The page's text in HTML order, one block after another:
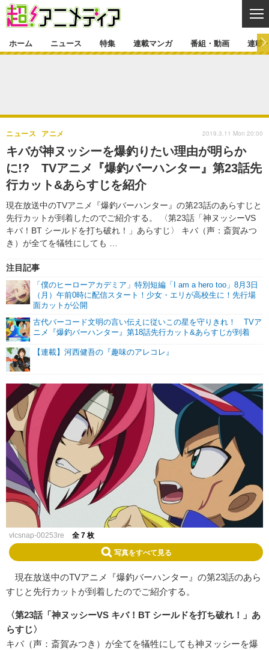
ゲーム・アプリ マンガ
グッズ イベント
声優
舞台 新帝スタ
特集一覧 カバー
ラキりす
連載マンガ
連載マンガ一覧 連載一覧
番組・動画
番組・動画一覧 ラジオ
動画
連載・ブログ
連載・ブログ一覧
編集部ブログ・お知らせ
ホーム ニュース 特集 連載マンガ 番組・動画 連載
キバが神ヌッシーを爆釣りたい理由が明らか
に!? TVアニメ『爆釣バーハンター』第23話先
行カット&あらすじを紹介
現在放送中のTVアニメ『爆釣バーハンター』の第23話のあらすじと
先行カットが到着したのでご紹介する。 〈第23話「神ヌッシーVS
キバ！BT シールドを打ち破れ！」あらすじ〉 キバ（声：斎賀みつ
き）が全てを犠牲にしても …
ニュース アニメ
注目記事
「僕のヒーローアカデミア」特別短編「I am a hero too」8月3日
（月）午前0時に配信スタート！少女・エリが高校生に！先行場
面カットが公開
古代バーコード文明の言い伝えに従いこの星を守りきれ！ TVア
ニメ『爆釣バーハンター』第18話先行カット&あらすじが到着
【連載】河西健吾の『趣味のアレコレ』
2019.3.11 Mon 20:00
vlcsnap-00253re 全 7 枚
写真をすべて見る
現在放送中のTVアニメ『爆釣バーハンター』の第23話のあら
すじと先行カットが到着したのでご紹介する。
〈第23話「神ヌッシーVS キバ！BT シールドを打ち破れ！」あ
らすじ〉
キバ（声：斎賀みつき）が全てを犠牲にしても神ヌッシーを爆